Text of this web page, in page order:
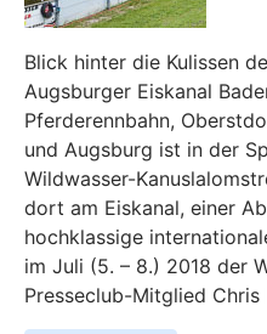
Blick hinter die Kulissen
Augsburger Eiskanal
Pferderennbahn,
und Augsburg ist in der
Wildwasser-
dort am Eiskanal, einer
hochklassige
im Juli (5. – 8.) 2018 der
Presseclub-Mitglied